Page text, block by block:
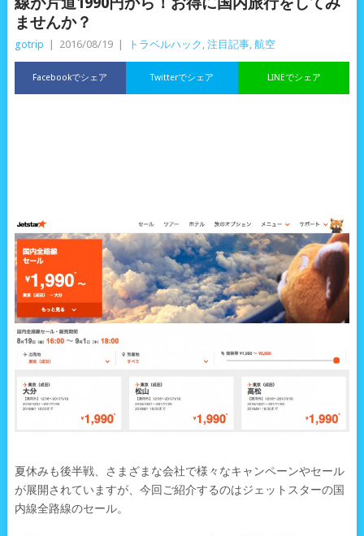
ませんか？
gotrip | 2016/08/19 | トラベルハック 注目記事, 航空
Facebookでシェア LINEでシェア
Twitterでシェア
夏休みも後半戦、さまざまな会社で様々なキャンペーンやセール
が展開されていますが、今回ご紹介するのはジェットスターの国
内線全路線のセール。